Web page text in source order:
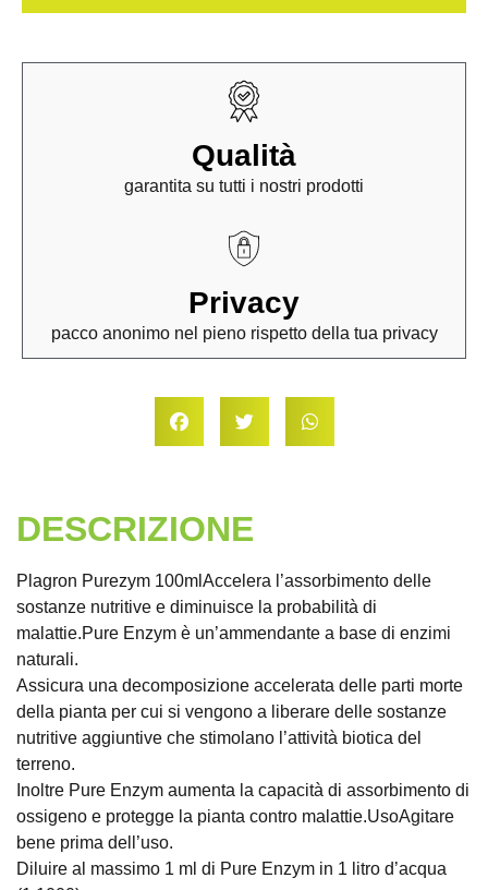
Qualità
garantita su tutti i nostri prodotti
Privacy
pacco anonimo nel pieno rispetto della tua privacy
DESCRIZIONE
Plagron Purezym 100mlAccelera l’assorbimento delle
sostanze nutritive e diminuisce la probabilità di
malattie.Pure Enzym è un’ammendante a base di enzimi
naturali.
Assicura una decomposizione accelerata delle parti morte
della pianta per cui si vengono a liberare delle sostanze
nutritive aggiuntive che stimolano l’attività biotica del
terreno.
Inoltre Pure Enzym aumenta la capacità di assorbimento di
ossigeno e protegge la pianta contro malattie.UsoAgitare
bene prima dell’uso.
Diluire al massimo 1 ml di Pure Enzym in 1 litro d’acqua